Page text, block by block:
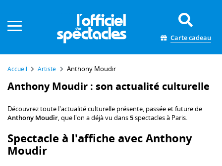
Carte cadeau
Accueil Artiste Anthony Moudir
Anthony Moudir : son actualité culturelle
Découvrez toute l'actualité culturelle présente, passée et future de
Anthony Moudir, que l'on a déjà vu dans5spectacles à Paris.
Spectacle à l'affiche avec Anthony
Moudir